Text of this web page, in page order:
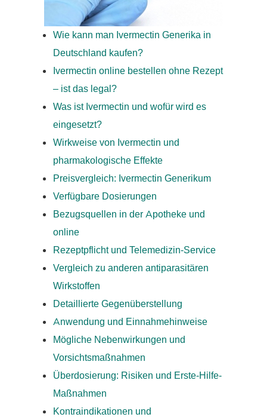
Wie kann man Ivermectin Generika in
Deutschland kaufen?
Ivermectin online bestellen ohne Rezept
– ist das legal?
Was ist Ivermectin und wofür wird es
eingesetzt?
Wirkweise von Ivermectin und
pharmakologische Effekte
Preisvergleich: Ivermectin Generikum
Verfügbare Dosierungen
Bezugsquellen in der Apotheke und
online
Rezeptpflicht und Telemedizin-Service
Vergleich zu anderen antiparasitären
Wirkstoffen
Detaillierte Gegenüberstellung
Anwendung und Einnahmehinweise
Mögliche Nebenwirkungen und
Vorsichtsmaßnahmen
Überdosierung: Risiken und Erste-Hilfe-
Maßnahmen
Kontraindikationen und